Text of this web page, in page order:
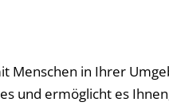
Menschen in Ihrer
und ermöglicht es